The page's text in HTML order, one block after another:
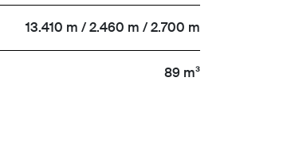
13.410 m / 2.460 m / 2.700 m
89 m³